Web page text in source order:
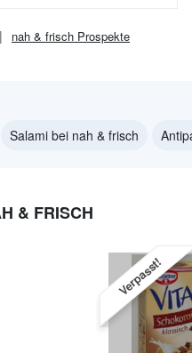
nah & frisch Prospekte
Salami bei nah & frisch
& FRISCH
Verpasst!